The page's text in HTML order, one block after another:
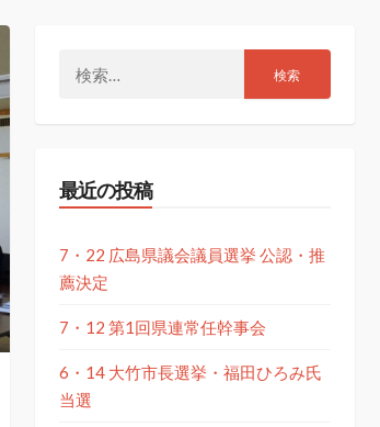
最近の投稿
7・22 広島県議会議員選挙 公認・推
薦決定
7・12 第1回県連常任幹事会
6・14 大竹市長選挙・福田ひろみ氏
当選